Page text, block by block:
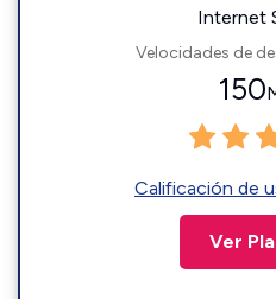
Internet
Velocidades de
150
Calificación de
Ver